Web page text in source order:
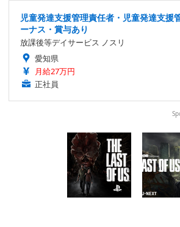
児童発達支援管理責任者・児童発達支援
ーナス・賞与あり
放課後等デイサービス ノスリ
愛知県
月給27万円
正社員